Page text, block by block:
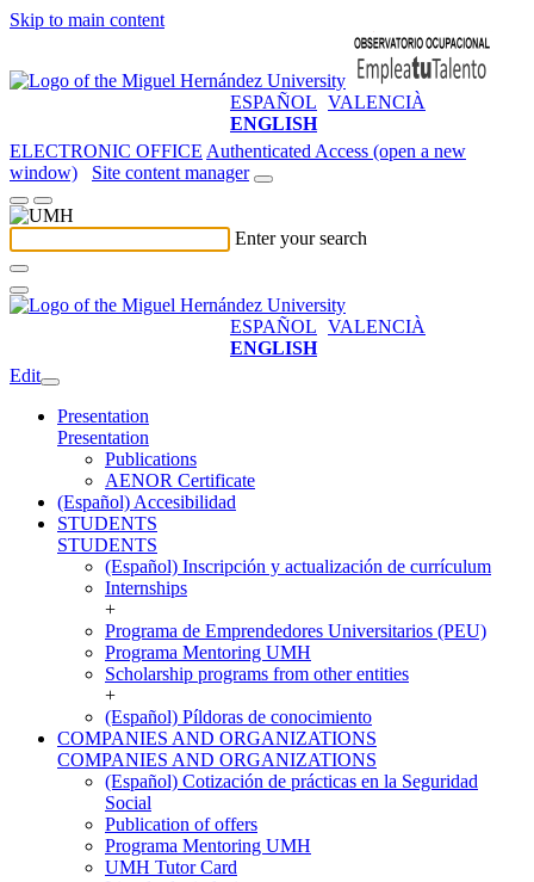
Skip to main content
ESPAÑOL VALENCIÀ
ENGLISH
ELECTRONIC OFFICE Authenticated Access (open a new
window)
Site content manager
Enter your search
ESPAÑOL VALENCIÀ
ENGLISH
Edit
Presentation
Presentation
Publications
AENOR Certificate
(Español) Accesibilidad
STUDENTS
STUDENTS
(Español) Inscripción y actualización de currículum
Internships
+
Programa de Emprendedores Universitarios (PEU)
Programa Mentoring UMH
Scholarship programs from other entities
+
(Español) Píldoras de conocimiento
COMPANIES AND ORGANIZATIONS
COMPANIES AND ORGANIZATIONS
(Español) Cotización de prácticas en la Seguridad
Social
Publication of offers
Programa Mentoring UMH
UMH Tutor Card